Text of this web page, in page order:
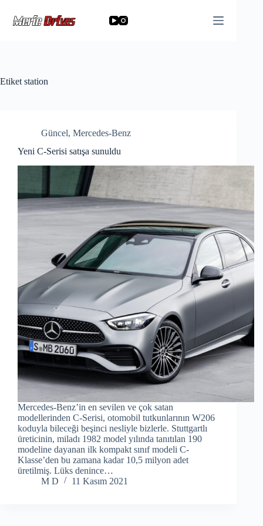
content
Etiket station
Güncel, Mercedes-Benz
Yeni C-Serisi satışa sunuldu
Mercedes-Benz’in en sevilen ve çok satan
modellerinden C-Serisi, otomobil tutkunlarının W206
koduyla bileceği beşinci nesliyle bizlerle. Stuttgartlı
üreticinin, miladı 1982 model yılında tanıtılan 190
modeline dayanan ilk kompakt sınıf modeli C-
Klasse’den bu zamana kadar 10,5 milyon adet
üretilmiş. Lüks denince…
M D
11 Kasım 2021